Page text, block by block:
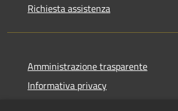
Richiesta assistenza
Amministrazione trasparente
Informativa privacy